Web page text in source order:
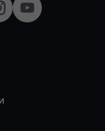
YouTube